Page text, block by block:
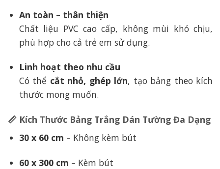
An toàn – thân thiện
Chất liệu PVC cao cấp, không mùi khó chịu,
phù hợp cho cả trẻ em sử dụng.
Linh hoạt theo nhu cầu
Có thể cắt nhỏ, ghép lớn, tạo bảng theo kích
thước mong muốn.
📏 Kích Thước Bảng Trắng Dán Tường Đa Dạng
30 x 60 cm – Không kèm bút
60 x 300 cm – Kèm bút